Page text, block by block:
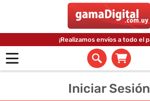
¡Realizamos envíos a todo el
Iniciar Sesión